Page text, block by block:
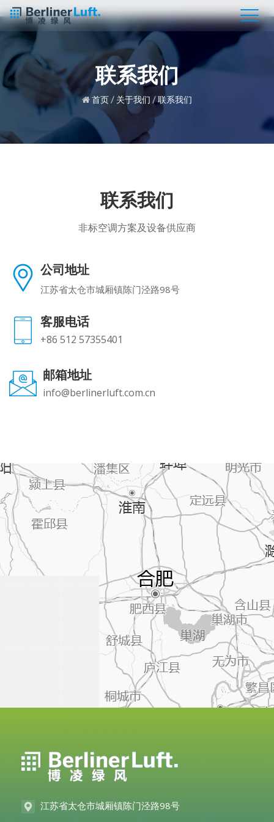
联系我们
首页 / 关于我们 /联系我们
联系我们
非标空调方案及设备供应商
公司地址
江苏省太仓市城厢镇陈门泾路98号
客服电话
+86 512 57355401
邮箱地址
info@berlinerluft.com.cn
江苏省太仓市城厢镇陈门泾路98号